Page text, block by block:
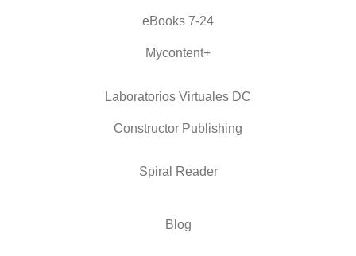
eBooks 7-24
Mycontent+
Laboratorios Virtuales DC
Constructor Publishing
Spiral Reader
Blog